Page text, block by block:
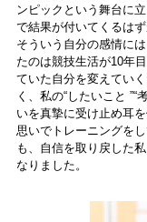
ンピックという舞台に
で結果が付いてくるはず
そういう自分の感情に
たのは競技生活が10年
ていた自分を変えてい
く、私の“したいこと
いを真摯に受け止め耳
思いでトレーニングを
も、自信を取り戻した
なりました。